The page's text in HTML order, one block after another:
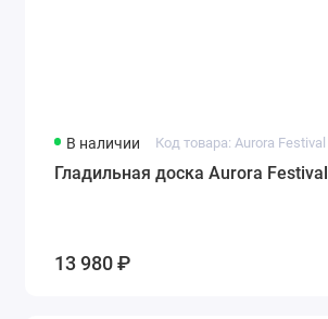
В наличии Код товара: Aurora Festival
Гладильная доска Aurora Festival
13 980 ₽